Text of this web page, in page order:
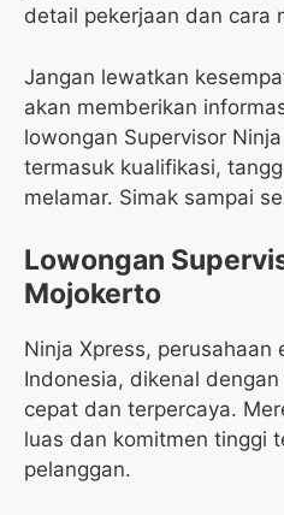
detail pekerjaan dan cara
Jangan lewatkan
akan memberikan
lowongan Supervisor
termasuk kualifikasi,
melamar. Simak sampai
Lowongan
Mojokerto
Ninja Xpress, perusahaan
Indonesia, dikenal
cepat dan terpercaya.
luas dan komitmen tinggi
pelanggan.